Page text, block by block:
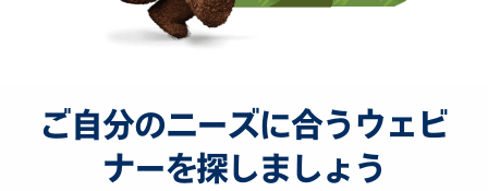
ご自分のニーズに合うウェビ
ナーを探しましょう